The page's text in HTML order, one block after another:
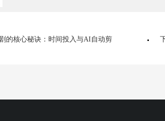
的核心秘诀：时间投入与AI自动剪